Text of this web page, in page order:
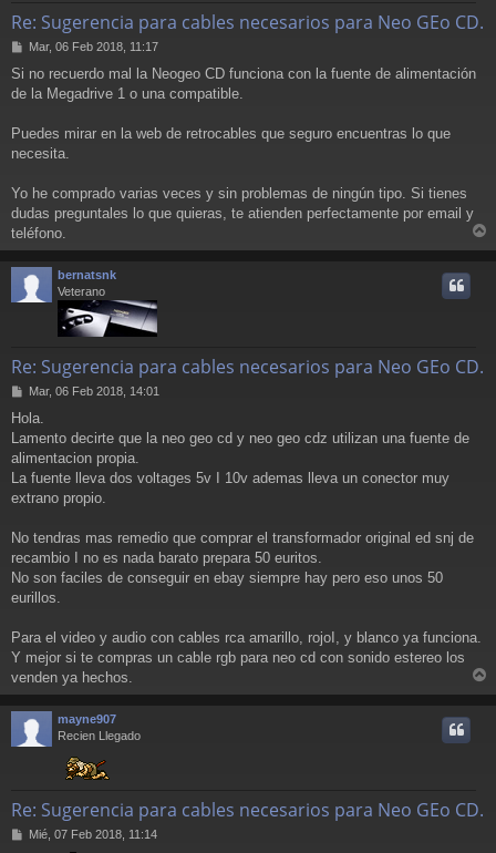
Re: Sugerencia para cables necesarios para Neo GEo CD.
M
n
s
Mar, 06 Feb 2018, 11:17
Si no recuerdo mal la Neogeo CD funciona con la fuente de alimentación
de la Megadrive 1 o una compatible.
Puedes mirar en la web de retrocables que seguro encuentras lo que
necesita.
Yo he comprado varias veces y sin problemas de ningún tipo. Si tienes
dudas preguntales lo que quieras, te atienden perfectamente por email y
teléfono.
r
bernatsnk
Veterano
Re: Sugerencia para cables necesarios para Neo GEo CD.
M
n
s
a
j
Mar, 06 Feb 2018, 14:01
Hola.
Lamento decirte que la neo geo cd y neo geo cdz utilizan una fuente de
alimentacion propia.
La fuente lleva dos voltages 5v I 10v ademas lleva un conector muy
extrano propio.
No tendras mas remedio que comprar el transformador original ed snj de
recambio I no es nada barato prepara 50 euritos.
No son faciles de conseguir en ebay siempre hay pero eso unos 50
eurillos.
Para el video y audio con cables rca amarillo, rojoI, y blanco ya funciona.
Y mejor si te compras un cable rgb para neo cd con sonido estereo los
venden ya hechos.
r
mayne907
Recien Llegado
Re: Sugerencia para cables necesarios para Neo GEo CD.
MMié, 07 Feb 2018, 11:14